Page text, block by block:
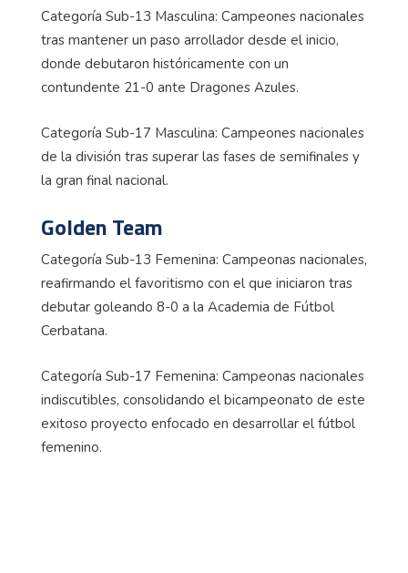
Categoría Sub-13 Masculina: Campeones nacionales
tras mantener un paso arrollador desde el inicio,
donde debutaron históricamente con un
contundente 21-0 ante Dragones Azules.
Categoría Sub-17 Masculina: Campeones nacionales
de la división tras superar las fases de semifinales y
la gran final nacional.
Golden Team
Categoría Sub-13 Femenina: Campeonas nacionales,
reafirmando el favoritismo con el que iniciaron tras
debutar goleando 8-0 a la Academia de Fútbol
Cerbatana.
Categoría Sub-17 Femenina: Campeonas nacionales
indiscutibles, consolidando el bicampeonato de este
exitoso proyecto enfocado en desarrollar el fútbol
femenino.